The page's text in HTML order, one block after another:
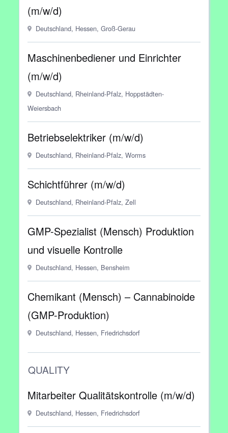
(m/w/d)
Deutschland, Hessen, Groß-Gerau
Maschinenbediener und Einrichter
(m/w/d)
Deutschland, Rheinland-Pfalz, Hoppstädten-
Weiersbach
Betriebselektriker (m/w/d)
Deutschland, Rheinland-Pfalz, Worms
Schichtführer (m/w/d)
Deutschland, Rheinland-Pfalz, Zell
GMP-Spezialist (Mensch) Produktion
und visuelle Kontrolle
Deutschland, Hessen, Bensheim
Chemikant (Mensch) – Cannabinoide
(GMP-Produktion)
Deutschland, Hessen, Friedrichsdorf
QUALITY
Mitarbeiter Qualitätskontrolle (m/w/d)
Deutschland, Hessen, Friedrichsdorf